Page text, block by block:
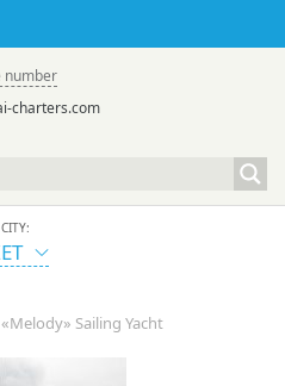
| в России:
number
charters.com
«Melody» Sailing Yacht